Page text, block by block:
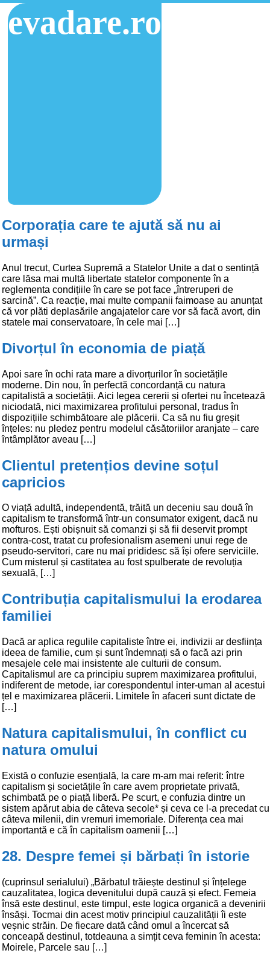
evadare.ro
Corporația care te ajută să nu ai
urmași
Anul trecut, Curtea Supremă a Statelor Unite a dat o sentință
care lăsa mai multă libertate statelor componente în a
reglementa condițiile în care se pot face „întreruperi de
sarcină”. Ca reacție, mai multe companii faimoase au anunțat
că vor plăti deplasările angajatelor care vor să facă avort, din
statele mai conservatoare, în cele mai […]
Divorțul în economia de piață
Apoi sare în ochi rata mare a divorțurilor în societățile
moderne. Din nou, în perfectă concordanță cu natura
capitalistă a societății. Aici legea cererii și ofertei nu încetează
niciodată, nici maximizarea profitului personal, tradus în
dispozițiile schimbătoare ale plăcerii. Ca să nu fiu greșit
înțeles: nu pledez pentru modelul căsătoriilor aranjate – care
întâmplător aveau […]
Clientul pretențios devine soțul
capricios
O viață adultă, independentă, trăită un deceniu sau două în
capitalism te transformă într-un consumator exigent, dacă nu
mofturos. Ești obișnuit să comanzi și să fii deservit prompt
contra-cost, tratat cu profesionalism asemeni unui rege de
pseudo-servitori, care nu mai prididesc să își ofere serviciile.
Cum misterul și castitatea au fost spulberate de revoluția
sexuală, […]
Contribuția capitalismului la erodarea
familiei
Dacă ar aplica regulile capitaliste între ei, indivizii ar desființa
ideea de familie, cum și sunt îndemnați să o facă azi prin
mesajele cele mai insistente ale culturii de consum.
Capitalismul are ca principiu suprem maximizarea profitului,
indiferent de metode, iar corespondentul inter-uman al acestui
țel e maximizarea plăcerii. Limitele în afaceri sunt dictate de
[…]
Natura capitalismului, în conflict cu
natura omului
Există o confuzie esențială, la care m-am mai referit: între
capitalism și societățile în care avem proprietate privată,
schimbată pe o piață liberă. Pe scurt, e confuzia dintre un
sistem apărut abia de câteva secole* și ceva ce l-a precedat cu
câteva milenii, din vremuri imemoriale. Diferența cea mai
importantă e că în capitalism oamenii […]
28. Despre femei și bărbați în istorie
(cuprinsul serialului) „Bărbatul trăiește destinul și înțelege
cauzalitatea, logica devenitului după cauză și efect. Femeia
însă este destinul, este timpul, este logica organică a devenirii
însăși. Tocmai din acest motiv principiul cauzalității îi este
veșnic străin. De fiecare dată când omul a încercat să
conceapă destinul, totdeauna a simțit ceva feminin în acesta:
Moirele, Parcele sau […]